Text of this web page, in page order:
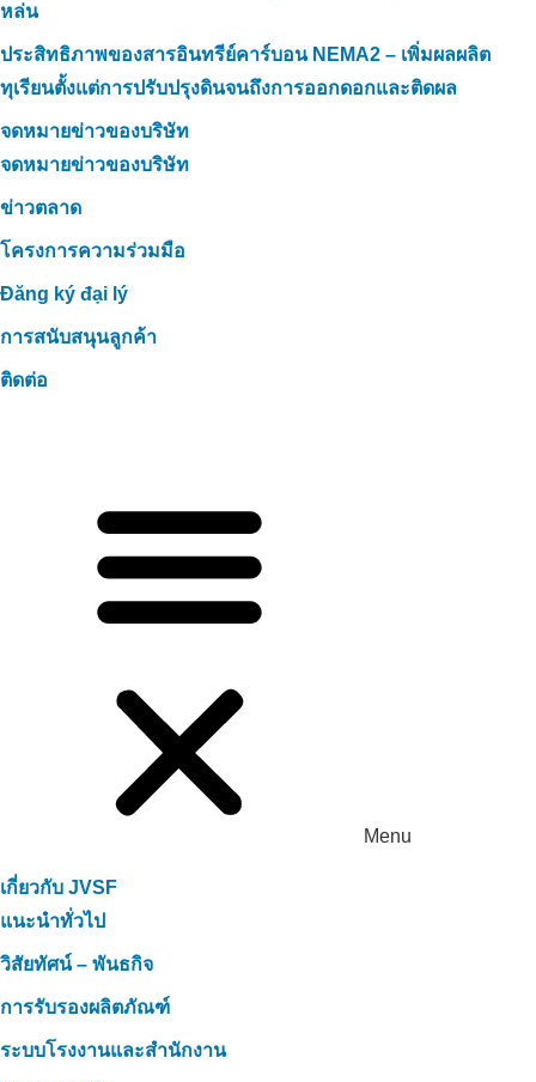
หล่น
ประสิทธิภาพของสารอินทรีย์คาร์บอน NEMA2 – เพิ่มผลผลิต
ทุเรียนตั้งแต่การปรับปรุงดินจนถึงการออกดอกและติดผล
จดหมายข่าวของบริษัท
จดหมายข่าวของบริษัท
ข่าวตลาด
โครงการความร่วมมือ
Đăng ký đại lý
การสนับสนุนลูกค้า
ติดต่อ
Menu
เกี่ยวกับ JVSF
แนะนำทั่วไป
วิสัยทัศน์ – พันธกิจ
การรับรองผลิตภัณฑ์
ระบบโรงงานและสำนักงาน